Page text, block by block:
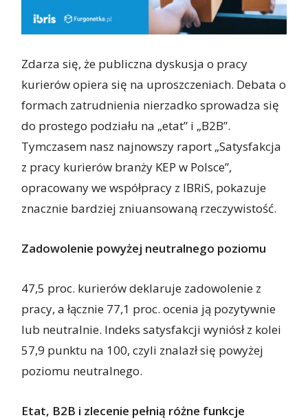
Zdarza się, że publiczna dyskusja o pracy
kurierów opiera się na uproszczeniach. Debata o
formach zatrudnienia nierzadko sprowadza się
do prostego podziału na „etat” i „B2B”.
Tymczasem nasz najnowszy raport „Satysfakcja
z pracy kurierów branży KEP w Polsce”,
opracowany we współpracy z IBRiS, pokazuje
znacznie bardziej zniuansowaną rzeczywistość.
Zadowolenie powyżej neutralnego poziomu
47,5 proc. kurierów deklaruje zadowolenie z
pracy, a łącznie 77,1 proc. ocenia ją pozytywnie
lub neutralnie. Indeks satysfakcji wyniósł z kolei
57,9 punktu na 100, czyli znalazł się powyżej
poziomu neutralnego.
Etat, B2B i zlecenie pełnią różne funkcje